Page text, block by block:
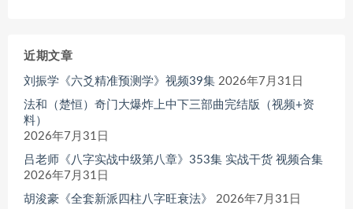
近期文章
刘振学《六爻精准预测学》视频39集 2026年7月31日
法和（楚恒）奇门大爆炸上中下三部曲完结版（视频+资
料）
2026年7月31日
吕老师《八字实战中级第八章》353集 实战干货 视频合集
2026年7月31日
胡浚豪《全套新派四柱八字旺衰法》
2026年7月31日